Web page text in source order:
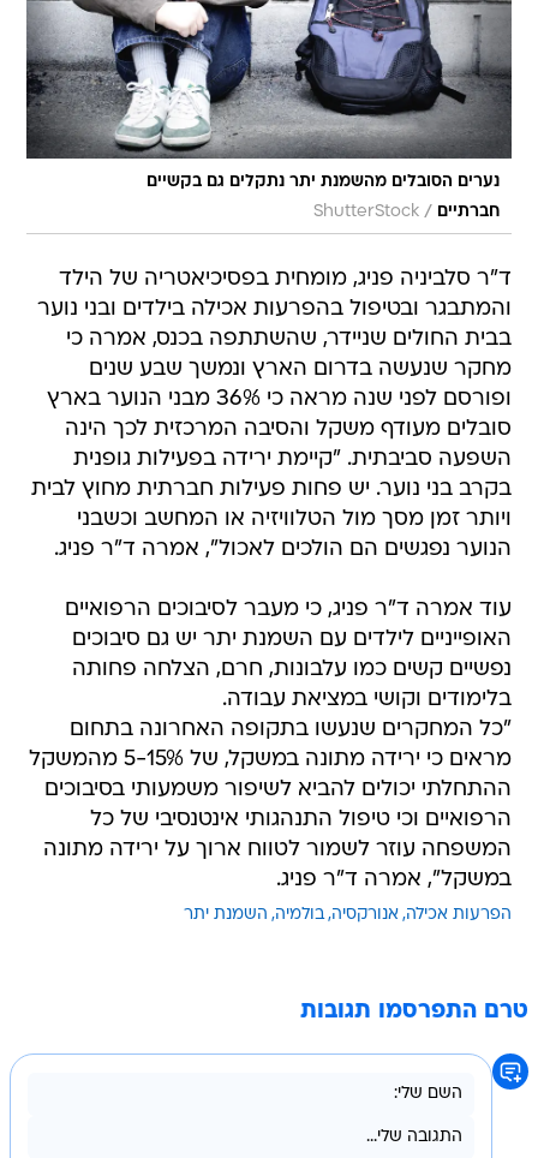
נערים הסובלים מהשמנת יתר נתקלים גם בקשיים
חברתיים
/
ShutterStock
ד"ר סלביניה פניג, מומחית בפסיכיאטריה של הילד
והמתבגר ובטיפול בהפרעות אכילה בילדים ובני נוער
בבית החולים שניידר, שהשתתפה בכנס, אמרה כי
מחקר שנעשה בדרום הארץ ונמשך שבע שנים
ופורסם לפני שנה מראה כי 36% מבני הנוער בארץ
סובלים מעודף משקל והסיבה המרכזית לכך הינה
השפעה סביבתית. "קיימת ירידה בפעילות גופנית
בקרב בני נוער. יש פחות פעילות חברתית מחוץ לבית
ויותר זמן מסך מול הטלוויזיה או המחשב וכשבני
הנוער נפגשים הם הולכים לאכול", אמרה ד"ר פניג.
עוד אמרה ד"ר פניג, כי מעבר לסיבוכים הרפואיים
האופייניים לילדים עם השמנת יתר יש גם סיבוכים
נפשיים קשים כמו עלבונות, חרם, הצלחה פחותה
בלימודים וקושי במציאת עבודה.
"כל המחקרים שנעשו בתקופה האחרונה בתחום
מראים כי ירידה מתונה במשקל, של 5-15% מהמשקל
ההתחלתי יכולים להביא לשיפור משמעותי בסיבוכים
הרפואיים וכי טיפול התנהגותי אינטנסיבי של כל
המשפחה עוזר לשמור לטווח ארוך על ירידה מתונה
במשקל", אמרה ד"ר פניג.
הפרעות אכילה אנורקסיה בולמיה השמנת יתר
טרם התפרסמו תגובות